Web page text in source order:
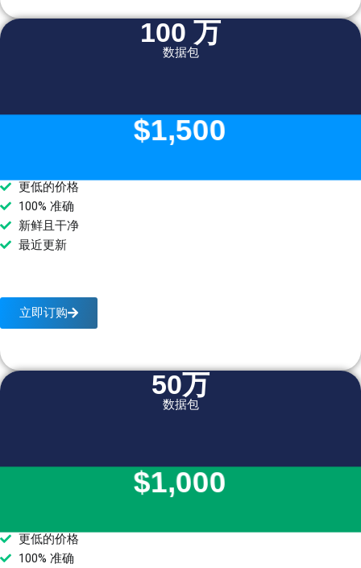
100 万
数据包
$1,500
更低的价格
100% 准确
新鲜且干净
最近更新
立即订购
50万
数据包
$1,000
更低的价格
100% 准确